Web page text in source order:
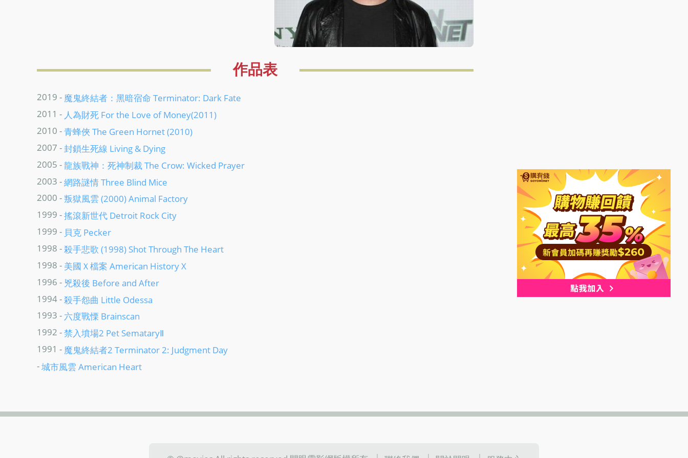
作品表
2019 - 魔鬼終結者：黑暗宿命 Terminator: Dark Fate
2011 - 人為財死 For the Love of Money(2011)
2010 -青蜂俠 The Green Hornet (2010)
2007 -封鎖生死線 Living & Dying
2005 -龍族戰神：死神制裁 The Crow: Wicked Prayer
2003 -網路謎情 Three Blind Mice
2000 -叛獄風雲 (2000) Animal Factory
1999 -搖滾新世代 Detroit Rock City
1999 - 貝克 Pecker
1998 -殺手悲歌 (1998) Shot Through The Heart
1998 - 美國Ｘ檔案 American History X
1996 - 兇殺後 Before and After
1994 -殺手怨曲 Little Odessa
1993 - 六度戰慄 Brainscan
1992 -禁入墳場2 Pet SemataryⅡ
1991 - 魔鬼終結者2 Terminator 2: Judgment Day
-城市風雲 American Heart